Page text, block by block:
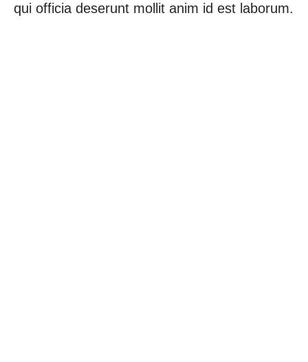
qui officia deserunt mollit anim id est laborum.